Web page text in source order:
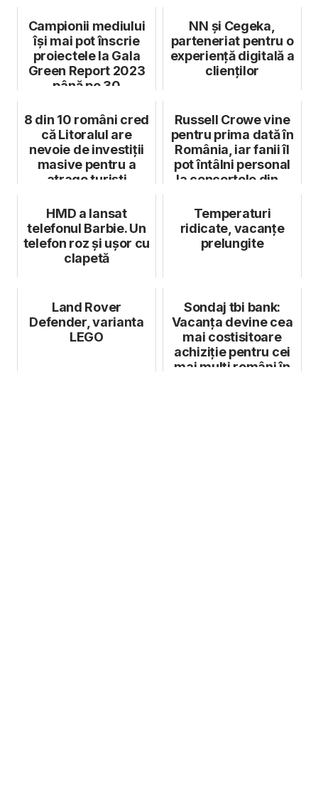
efec...
Campionii mediului
își mai pot înscrie
proiectele la Gala
Green Report 2023
până pe 30
NN și Cegeka,
parteneriat pentru o
experiență digitală a
clienților
8 din 10 români cred
că Litoralul are
nevoie de investiții
masive pentru a
atrage turiști
Russell Crowe vine
pentru prima dată în
România, iar fanii îl
pot întâlni personal
la concertele din...
HMD a lansat
telefonul Barbie. Un
telefon roz și ușor cu
clapetă
Temperaturi
ridicate, vacanțe
prelungite
Land Rover
Defender, varianta
LEGO
Sondaj tbi bank:
Vacanța devine cea
mai costisitoare
achiziție pentru cei
mai mulți români în